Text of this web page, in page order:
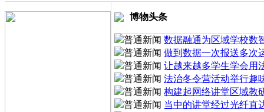
博物头条
数据融通为区域学校数
做到数据一次报送多次
让越来越多学生学会用
法治冬令营活动举行趣
构建起网络讲堂区域教
当中的讲堂经过光纤直